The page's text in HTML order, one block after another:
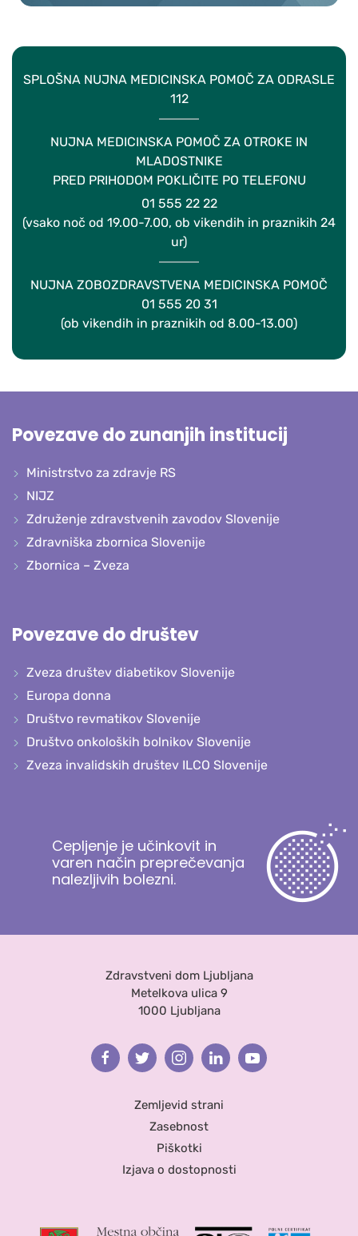
SPLOŠNA NUJNA MEDICINSKA POMOČ ZA ODRASLE
112
NUJNA MEDICINSKA POMOČ ZA OTROKE IN
MLADOSTNIKE
PRED PRIHODOM POKLIČITE PO TELEFONU
01 555 22 22
(vsako noč od 19.00-7.00, ob vikendih in praznikih 24
ur)
NUJNA ZOBOZDRAVSTVENA MEDICINSKA POMOČ
01 555 20 31
(ob vikendih in praznikih od 8.00-13.00)
Povezave do zunanjih institucij
Ministrstvo za zdravje RS
NIJZ
Združenje zdravstvenih zavodov Slovenije
Zdravniška zbornica Slovenije
Zbornica – Zveza
Povezave do društev
Zveza društev diabetikov Slovenije
Europa donna
Društvo revmatikov Slovenije
Društvo onkoloških bolnikov Slovenije
Zveza invalidskih društev ILCO Slovenije
Cepljenje je učinkovit in
varen način preprečevanja
nalezljivih bolezni.
Zdravstveni dom Ljubljana
Metelkova ulica 9
1000 Ljubljana
FacebookTwitterInstagramLinkedinYoutube
Zemljevid strani
Zasebnost
Piškotki
Izjava o dostopnosti